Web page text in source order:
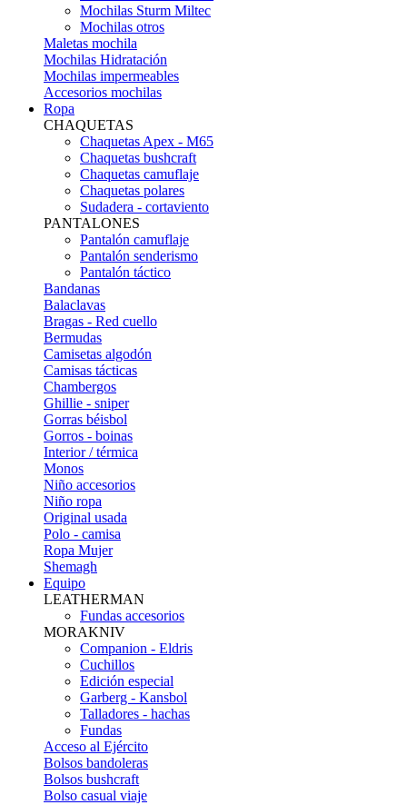
Mochilas Sturm Miltec
Mochilas otros
Maletas mochila
Mochilas Hidratación
Mochilas impermeables
Accesorios mochilas
Ropa
CHAQUETAS
Chaquetas Apex - M65
Chaquetas bushcraft
Chaquetas camuflaje
Chaquetas polares
Sudadera - cortaviento
PANTALONES
Pantalón camuflaje
Pantalón senderismo
Pantalón táctico
Bandanas
Balaclavas
Bragas - Red cuello
Bermudas
Camisetas algodón
Camisas tácticas
Chambergos
Ghillie - sniper
Gorras béisbol
Gorros - boinas
Interior / térmica
Monos
Niño accesorios
Niño ropa
Original usada
Polo - camisa
Ropa Mujer
Shemagh
Equipo
LEATHERMAN
Fundas accesorios
MORAKNIV
Companion - Eldris
Cuchillos
Edición especial
Garberg - Kansbol
Talladores - hachas
Fundas
Acceso al Ejército
Bolsos bandoleras
Bolsos bushcraft
Bolso casual viaje